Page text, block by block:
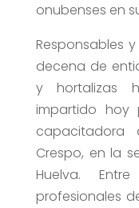
onubenses en
Responsables
decena de
y hortalizas
impartido hoy
capacitadora
Crespo, en la
Huelva.
profesionales